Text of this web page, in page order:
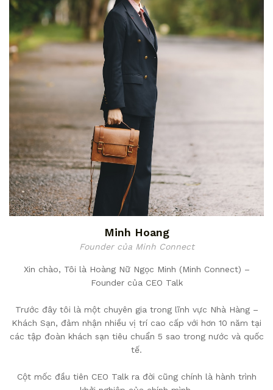
Minh Hoang
Founder của Minh Connect
Xin chào, Tôi là Hoàng Nữ Ngọc Minh (Minh Connect) –
Founder của CEO Talk
Trước đây tôi là một chuyên gia trong lĩnh vực Nhà Hàng –
Khách Sạn, đảm nhận nhiều vị trí cao cấp với hơn 10 năm tại
các tập đoàn khách sạn tiêu chuẩn 5 sao trong nước và quốc
tế.
Cột mốc đầu tiên CEO Talk ra đời cũng chính là hành trình